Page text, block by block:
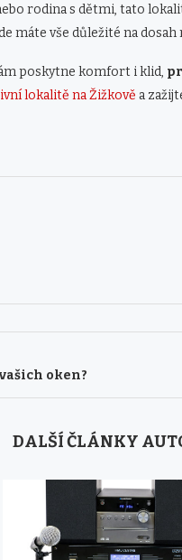
rodina s dětmi, tato
máte vše důležité na dosah
poskytne komfort i klid,
lokalitě na Žižkově a
oken?
DALŠÍ ČLÁNKY